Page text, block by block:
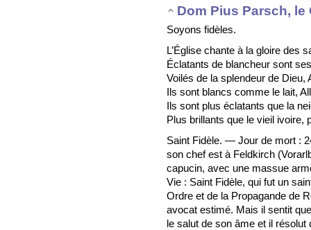
Dom Pius Parsch, le
Soyons fidèles.
L’Église chante à la gloire des
Éclatants de blancheur sont
Voilés de la splendeur de Dieu,
Ils sont blancs comme le lait,
Ils sont plus éclatants que la
Plus brillants que le vieil ivoire,
Saint Fidèle. — Jour de mort :
son chef est à Feldkirch
capucin, avec une massue
Vie : Saint Fidèle, qui fut un
Ordre et de la Propagande de
avocat estimé. Mais il sentit
le salut de son âme et il résolut